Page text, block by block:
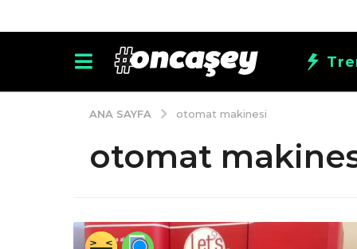
ANA SAYFA otomat makinesi
otomat